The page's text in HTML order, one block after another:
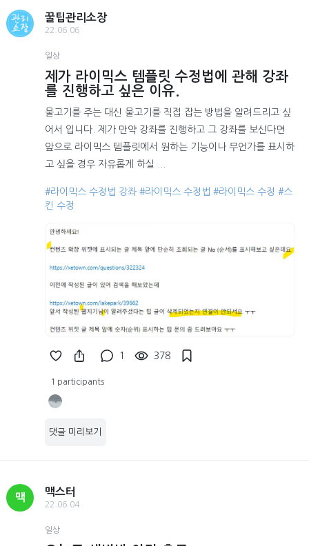
꿀팁관리소장
22.06.06
일상
제가 라이믹스 템플릿 수정법에 관해 강좌
를 진행하고 싶은 이유.
물고기를 주는 대신 물고기를 직접 잡는 방법을 알려드리고 싶
어서 입니다. 제가 만약 강좌를 진행하고 그 강좌를 보신다면
앞으로 라이믹스 템플릿에서 원하는 기능이나 무언가를 표시하
고 싶을 경우 자유롭게 하실 ...
#라이믹스 수정법 강좌 #라이믹스 수정법 #라이믹스 수정 #스
킨 수정
1 378
1 participants
댓글 미리보기
맥
맥스터
22.06.04
일상